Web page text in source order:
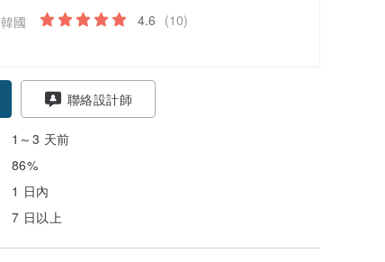
韓國 4.6 (10)
聯絡設計師
1～3 天前
86%
1 日內
7 日以上